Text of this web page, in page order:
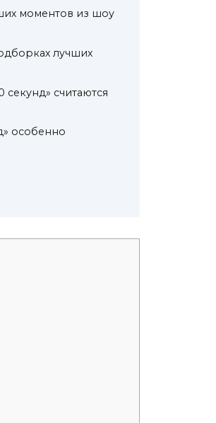
моментов из шоу
лучших
считаются
особенно